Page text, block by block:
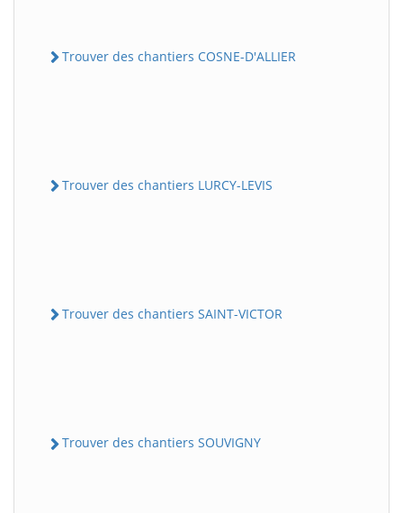
Trouver des chantiers COSNE-D'ALLIER
Trouver des chantiers LURCY-LEVIS
Trouver des chantiers SAINT-VICTOR
Trouver des chantiers SOUVIGNY